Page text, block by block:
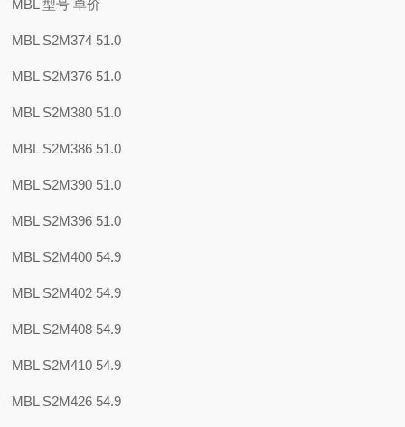
MBL 型号 单价
MBL S2M374 51.0
MBL S2M376 51.0
MBL S2M380 51.0
MBL S2M386 51.0
MBL S2M390 51.0
MBL S2M396 51.0
MBL S2M400 54.9
MBL S2M402 54.9
MBL S2M408 54.9
MBL S2M410 54.9
MBL S2M426 54.9